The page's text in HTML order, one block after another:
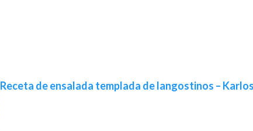
Receta de ensalada templada de langostinos –